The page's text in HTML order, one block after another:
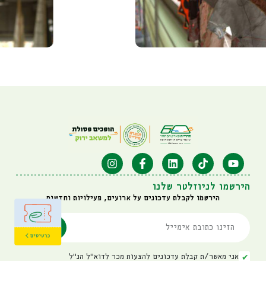
הירשמו לניוזלטר שלנו
הירשמו לקבלת עדכונים על ארועים, פעילויות וחדשות
אני מאשר/ת קבלת עדכונים להצעות מכר לדוא"ל הנ"ל